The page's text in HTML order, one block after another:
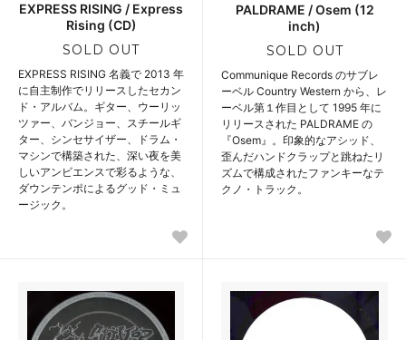
EXPRESS RISING / Express
Rising (CD)
SOLD OUT
EXPRESS RISING 名義で 2013 年
に自主制作でリリースしたセカン
ド・アルバム。ギター、ウーリッ
ツァー、バンジョー、スチールギ
ター、シンセサイザー、ドラム・
マシンで構築された、深い夜を美
しいアンビエンスで彩るような、
ダウンテンポによるグッド・ミュ
ージック。
PALDRAME / Osem (12
inch)
SOLD OUT
Communique Records のサブレ
ーベル Country Western から、レ
ーベル第１作目として 1995 年に
リリースされた PALDRAME の
『Osem』。印象的なアシッド、
歪んだハンドクラップと跳ねたリ
ズムで構成されたファンキーなテ
クノ・トラック。